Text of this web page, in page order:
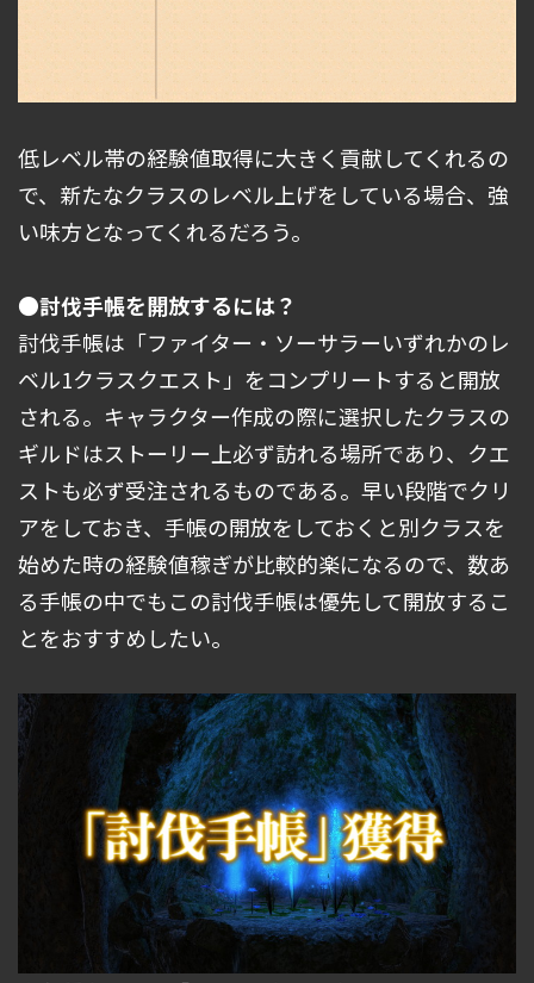
低レベル帯の経験値取得に大きく貢献してくれるの
で、新たなクラスのレベル上げをしている場合、強
い味方となってくれるだろう。
●討伐手帳を開放するには？
討伐手帳は「ファイター・ソーサラーいずれかのレ
ベル1クラスクエスト」をコンプリートすると開放
される。キャラクター作成の際に選択したクラスの
ギルドはストーリー上必ず訪れる場所であり、クエ
ストも必ず受注されるものである。早い段階でクリ
アをしておき、手帳の開放をしておくと別クラスを
始めた時の経験値稼ぎが比較的楽になるので、数あ
る手帳の中でもこの討伐手帳は優先して開放するこ
とをおすすめしたい。